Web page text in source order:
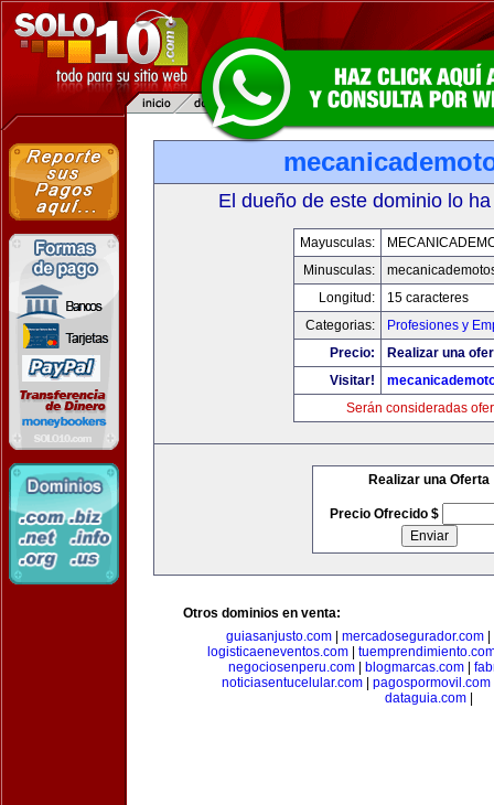
El dueño de este dominio lo
Mayusculas:
Minusculas:
Longitud:
15 caracteres
Categorias:
Profesiones y
Precio:
Realizar una
Visitar!
Serán consideradas
Realizar una Oferta
Precio Ofrecido $
Otros dominios en venta:
guiasanjusto.com
mercadosegurador.com
logisticaeneventos.com|
negociosenperu.com| blogmarcas.com|
noticiasentucelular.com
pagospormovil.com
dataguia.com